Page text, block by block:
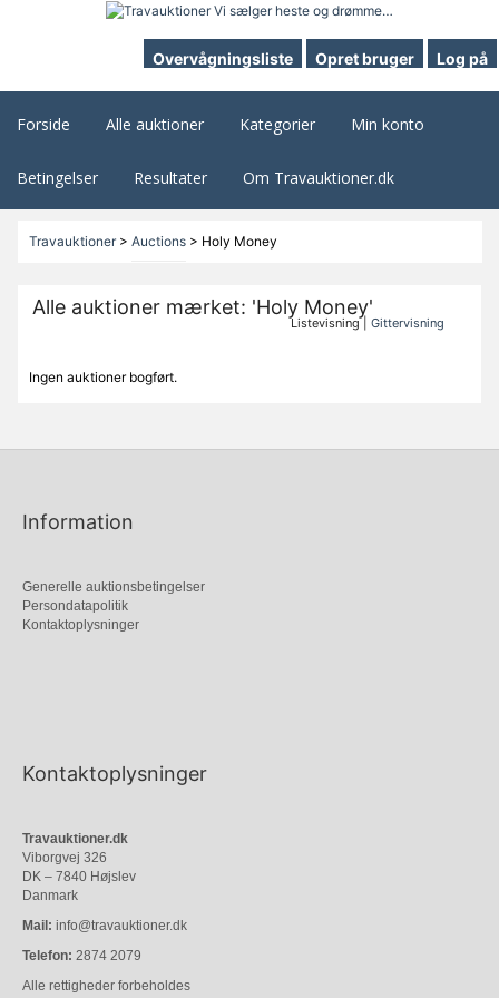
Overvågningsliste Opret bruger Log på
Forside Alle auktioner Kategorier Min konto
Betingelser Resultater Om Travauktioner.dk
Travauktioner> Auctions> Holy Money
Alle auktioner mærket: 'Holy Money'
Listevisning |Gittervisning
Ingen auktioner bogført.
Information
Generelle auktionsbetingelser
Persondatapolitik
Kontaktoplysninger
Kontaktoplysninger
Travauktioner.dk
Viborgvej 326
DK – 7840 Højslev
Danmark
Mail: info@travauktioner.dk
Telefon: 2874 2079
Alle rettigheder forbeholdes